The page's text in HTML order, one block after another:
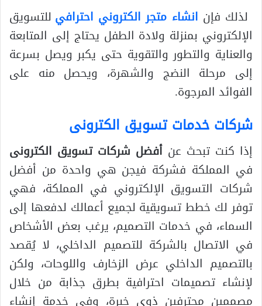
لذلك فإن انشاء متجر الكتروني احترافي للتسويق
الإلكتروني بمنزلة ولادة الطفل يحتاج إلى المتابعة
والعناية والتطور والتقوية حتى يكبر ويصل بسرعة
إلى مرحلة النضج والشهرة، ويحصل منه على
الفوائد المرجوة.
شركات خدمات تسويق الكترونى
إذا كنت تبحث عن أفضل شركات تسويق الكترونى
في المملكة فشركة فيجن هي واحدة من أفضل
شركات التسويق الإلكتروني في المملكة، فهي
توفر لك خطط تسويقية لجميع أعمالك لدفعها إلى
السماء، في خدمات التصميم، يرغب بعض الأشخاص
في الاتصال بالشركة للتصميم الداخلي، لا يُقصد
بالتصميم الداخلي عرض الزخارف واللوحات، ولكن
لإنشاء تصميمات احترافية بطرق جذابة من خلال
مصممين محترفين ذوي خبرة، وفي خدمة إنشاء